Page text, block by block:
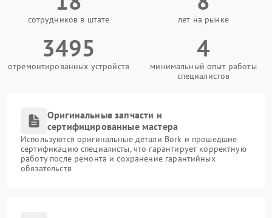
сотрудников в штате лет на рынке
3495
отремонтированных устройств
4
минимальный опыт работы
специалистов
Оригинальные запчасти и
сертифицированные мастера
Используются оригинальные детали Bork и прошедшие
сертификацию специалисты, что гарантирует корректную
работу после ремонта и сохранение гарантийных
обязательств